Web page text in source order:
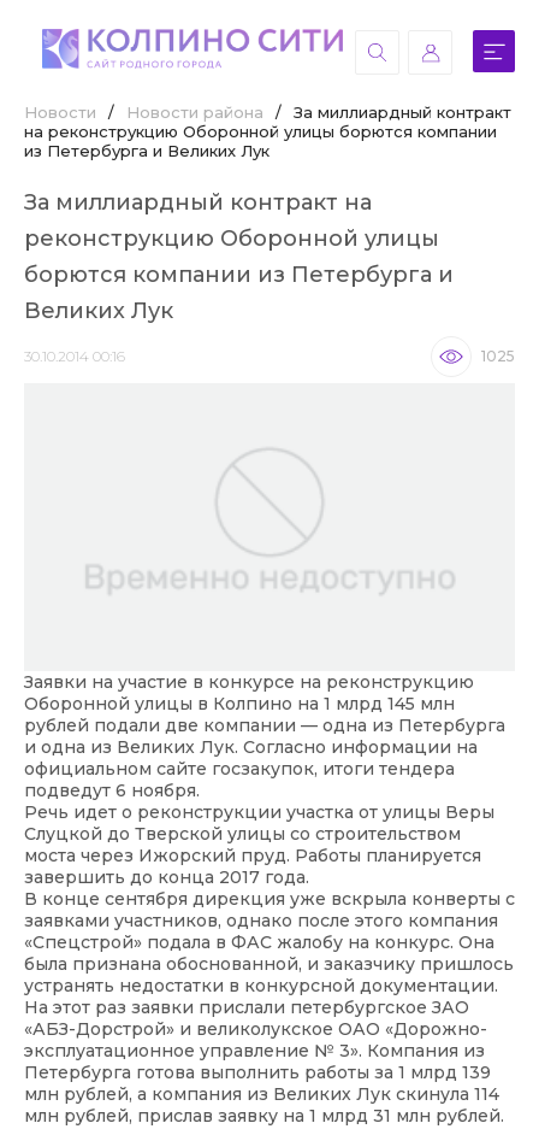
Новости / Новости района /
За миллиардный контракт
на реконструкцию Оборонной улицы борются компании
из Петербурга и Великих Лук
За миллиардный контракт на
реконструкцию Оборонной улицы
борются компании из Петербурга и
Великих Лук
30.10.2014 00:16 1025
Заявки на участие в конкурсе на реконструкцию
Оборонной улицы в Колпино на 1 млрд 145 млн
рублей подали две компании — одна из Петербурга
и одна из Великих Лук. Согласно информации на
официальном сайте госзакупок, итоги тендера
подведут 6 ноября.
Речь идет о реконструкции участка от улицы Веры
Слуцкой до Тверской улицы со строительством
моста через Ижорский пруд. Работы планируется
завершить до конца 2017 года.
В конце сентября дирекция уже вскрыла конверты с
заявками участников, однако после этого компания
«Спецстрой» подала в ФАС жалобу на конкурс. Она
была признана обоснованной, и заказчику пришлось
устранять недостатки в конкурсной документации.
На этот раз заявки прислали петербургское ЗАО
«АБЗ-Дорстрой» и великолукское ОАО «Дорожно-
эксплуатационное управление № 3». Компания из
Петербурга готова выполнить работы за 1 млрд 139
млн рублей, а компания из Великих Лук скинула 114
млн рублей, прислав заявку на 1 млрд 31 млн рублей.